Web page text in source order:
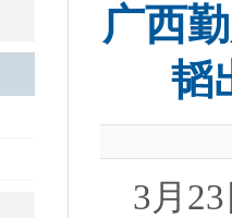
广西
韬
3月